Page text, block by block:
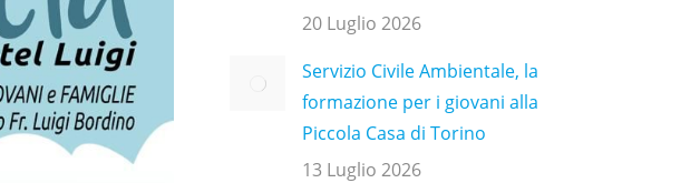
20 Luglio 2026
Servizio Civile Ambientale, la
formazione per i giovani alla
Piccola Casa di Torino
13 Luglio 2026